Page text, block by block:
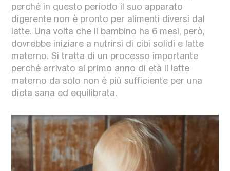
perché in questo periodo il suo apparato
digerente non è pronto per alimenti diversi dal
latte. Una volta che il bambino ha 6 mesi, però,
dovrebbe iniziare a nutrirsi di cibi solidi e latte
materno. Si tratta di un processo importante
perché arrivato al primo anno di età il latte
materno da solo non è più sufficiente per una
dieta sana ed equilibrata.